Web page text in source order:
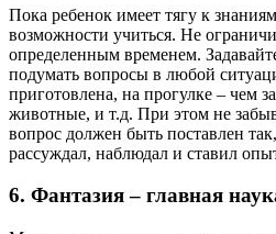
Пока ребенок имеет тягу к
возможности учиться. Не
определенным временем.
подумать вопросы в любой
приготовлена, на прогулке – чем
животные, и т.д. При этом не
вопрос должен быть поставлен
рассуждал, наблюдал и ставил
6. Фантазия – главная